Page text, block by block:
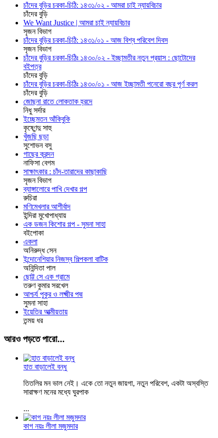
চাঁদের বুড়ির চরকা-চিঠি: ১৪৩১/০২ - আমরা চাই ন্যায়বিচার
চাঁদের বুড়ি
We Want Justice | আমরা চাই ন্যায়বিচার
সৃজন বিভাগ
চাঁদের বুড়ির চরকা-চিঠি: ১৪৩১/০১ - আজ বিশ্ব পরিবেশ দিবস
সৃজন বিভাগ
চাঁদের বুড়ির চরকা-চিঠিঃ ১৪৩০/০২ - ইচ্ছামতীর নতুন প্রয়াস : ছোটোদের
বইপত্র
চাঁদের বুড়ি
চাঁদের বুড়ির চরকা-চিঠিঃ ১৪৩০/০১ - আজ ইচ্ছামতী পনেরো বছর পূর্ণ করল
চাঁদের বুড়ি
জোছনা রাতে লোকতাক হ্রদে
নিধু সর্দার
ইচ্ছেমতন আঁকিবুকি
কৃষ্ণেন্দু সাহু
খুঁজছি ছড়া
সুশোভন বসু
গাছের ক্রন্দন
নাফিসা বেগম
সাক্ষাৎকার : চাঁদ-তারাদের কাছাকাছি
সৃজন বিভাগ
ব্যাঙ্গালোরে পাখি দেখার গল্প
রুচিরা
মণিমেখলার আশীর্বাদ
ইন্দিরা মুখোপাধ্যায়
এক ডজন কিশোর গল্প - সুমনা সাহা
বইপোকা
একলা
অনিরুদ্ধ সেন
ইন্দোনেশিয়ার নিজস্ব শিল্পকলা বাটিক
অনিন্দিতা পাল
ছোট্ট সে এক গ্রামে
তরুণ কুমার সরখেল
আশ্চর্য পুকুর ও লক্ষ্মীর পদ্ম
সুমনা সাহা
ইয়েতির আত্মীয়তায়
তন্ময় ধর
আরও পড়তে পারো...
হাত বাড়ালেই বন্ধু
তিতলির মন ভাল নেই। একে তো নতুন জায়গা, নতুন পরিবেশ, একটা অস্বস্তি
সারাক্ষণ মনের মধ্যে ঘুরপাক
...
কাগ নয়ঃ লীলা মজুমদার